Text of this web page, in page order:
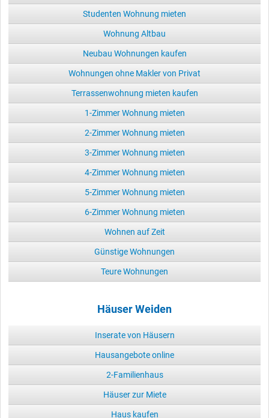
Studenten Wohnung mieten
Wohnung Altbau
Neubau Wohnungen kaufen
Wohnungen ohne Makler von Privat
Terrassenwohnung mieten kaufen
1-Zimmer Wohnung mieten
2-Zimmer Wohnung mieten
3-Zimmer Wohnung mieten
4-Zimmer Wohnung mieten
5-Zimmer Wohnung mieten
6-Zimmer Wohnung mieten
Wohnen auf Zeit
Günstige Wohnungen
Teure Wohnungen
Häuser Weiden
Inserate von Häusern
Hausangebote online
2-Familienhaus
Häuser zur Miete
Haus kaufen